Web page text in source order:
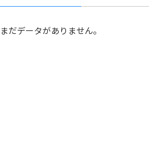
まだデータがありません。